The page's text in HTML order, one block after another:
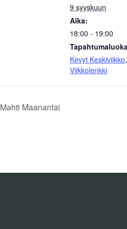
9 syyskuun
Aika:
18:00 - 19:00
Kevyt Keskiviikko,
Viikkolenkki
Mahti Maanantai